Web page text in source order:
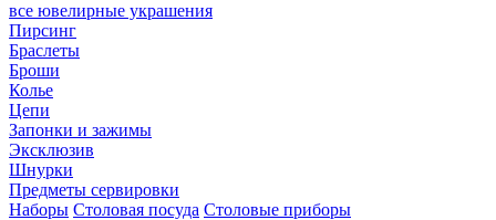
все ювелирные украшения
Пирсинг
Браслеты
Броши
Колье
Цепи
Запонки и зажимы
Эксклюзив
Шнурки
Предметы сервировки
Наборы Столовая посуда Столовые приборы